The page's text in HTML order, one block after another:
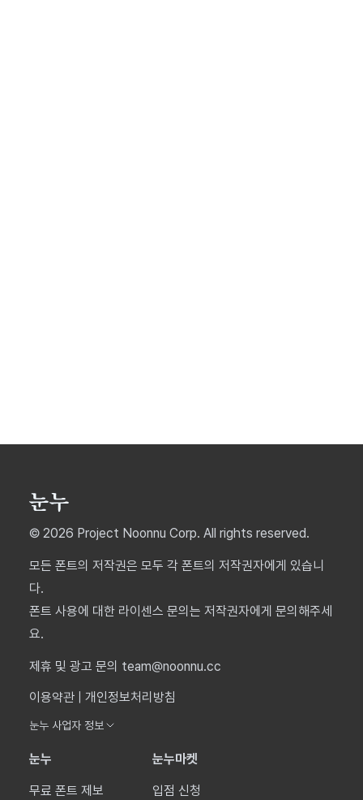
© 2026 Project Noonnu Corp. All rights reserved.
모든 폰트의 저작권은 모두 각 폰트의 저작권자에게 있습니
다.
폰트 사용에 대한 라이센스 문의는 저작권자에게 문의해주세
요.
제휴 및 광고 문의 team@noonnu.cc
이용약관
개인정보처리방침
눈누 사업자 정보
눈누
무료 폰트 제보
눈누마켓
입점 신청